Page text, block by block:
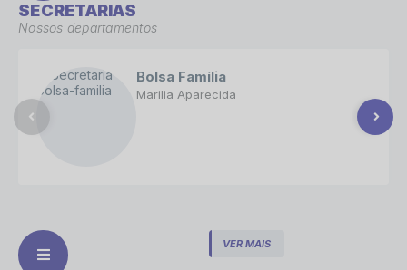
SECRETARIAS
Nossos departamentos
Bolsa Família
Marilia Aparecida
VER MAIS